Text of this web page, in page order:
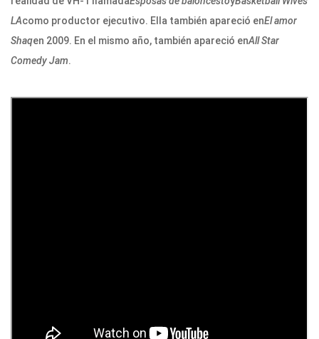
LAcomo productor ejecutivo. Ella también apareció enEl amor
Shaqen 2009. En el mismo año, también apareció enAll Star
Comedy Jam.